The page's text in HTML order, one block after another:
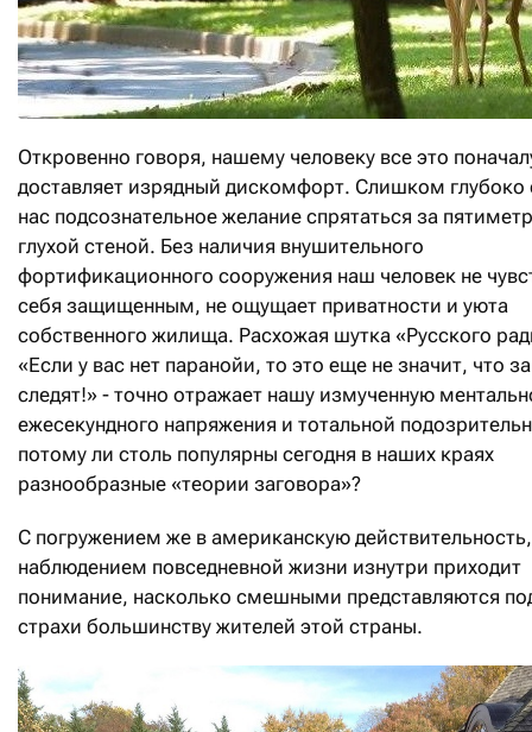
Откровенно говоря, нашему человеку все это
доставляет изрядный дискомфорт. Слишком глубоко
нас подсознательное желание спрятаться за
глухой стеной. Без наличия внушительного
фортификационного сооружения наш человек не
себя защищенным, не ощущает приватности и уюта
собственного жилища. Расхожая шутка «Русского
«Если у вас нет паранойи, то это еще не значит, что
следят!» - точно отражает нашу измученную
ежесекундного напряжения и тотальной
потому ли столь популярны сегодня в наших краях
разнообразные «теории заговора»?
С погружением же в американскую
наблюдением повседневной жизни изнутри приходит
понимание, насколько смешными представляются
страхи большинству жителей этой страны.